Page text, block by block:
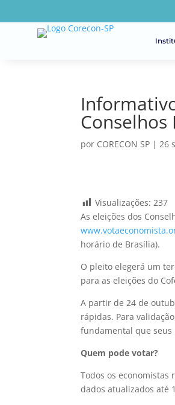
Conselhos
por CORECON SP |26
Visualizações: 237
As eleições dos
horário de Brasília).
O pleito elegerá um
para as eleições do
A partir de 24 de
rápidas. Para
fundamental que
Quem pode votar?
Todos os economistas
dados atualizados até